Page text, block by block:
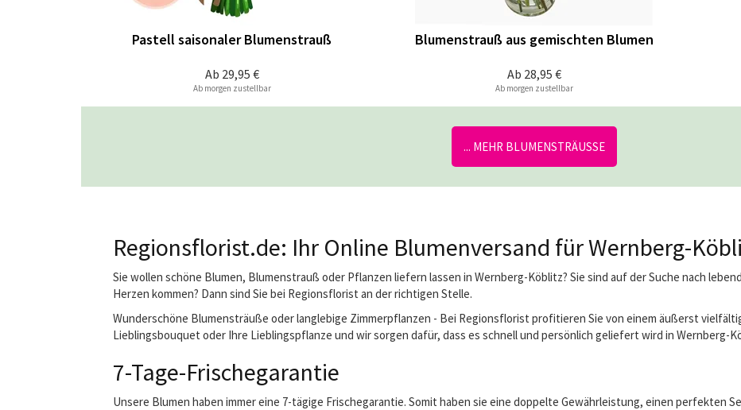
Ab 29,95 €
Pastell saisonaler Blumenstrauß
Ab morgen zustellbar
Ab 28,95 €
Blumenstrauß aus gemischten Blumen
Ab morgen zustellbar
... MEHR BLUMENSTRÄUSSE
Regionsflorist.de: Ihr Online Blumenversand für Wernberg-
Sie wollen schöne Blumen, Blumenstrauß oder Pflanzen liefern lassen in Wernberg-Köblitz? Sie sind auf der Suche nach
Herzen kommen? Dann sind Sie bei Regionsflorist an der richtigen Stelle.
Wunderschöne Blumensträuße oder langlebige Zimmerpflanzen - Bei Regionsflorist profitieren Sie von einem äußerst
Lieblingsbouquet oder Ihre Lieblingspflanze und wir sorgen dafür, dass es schnell und persönlich geliefert wird in Wernberg-
7-Tage-Frischegarantie
Unsere Blumen haben immer eine 7-tägige Frischegarantie. Somit haben sie eine doppelte Gewährleistung, einen perfekten